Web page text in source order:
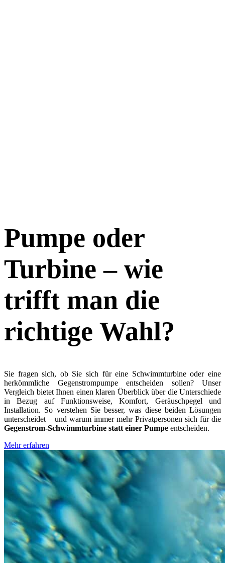
Pumpe oder
Turbine – wie
trifft man die
richtige Wahl?
Sie fragen sich, ob Sie sich für eine Schwimmturbine oder eine
herkömmliche Gegenstrompumpe entscheiden sollen? Unser
Vergleich bietet Ihnen einen klaren Überblick über die Unterschiede
in Bezug auf Funktionsweise, Komfort, Geräuschpegel und
Installation. So verstehen Sie besser, was diese beiden Lösungen
unterscheidet – und warum immer mehr Privatpersonen sich für die
Gegenstrom-Schwimmturbine statt einer Pumpe entscheiden.
Mehr erfahren